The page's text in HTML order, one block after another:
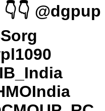
@dgpup